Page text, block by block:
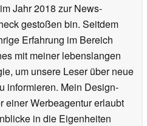
Jahr 2018 zur News-
gestoßen bin. Seitdem
Erfahrung im Bereich
mit meiner lebenslangen
um unsere Leser über neue
informieren. Mein Design-
einer Werbeagentur erlaubt
in die Eigenheiten